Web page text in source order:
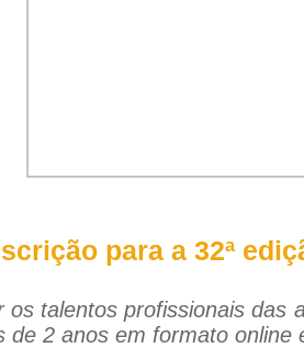
para a 32ª
os talentos profissionais
de 2 anos em formato online